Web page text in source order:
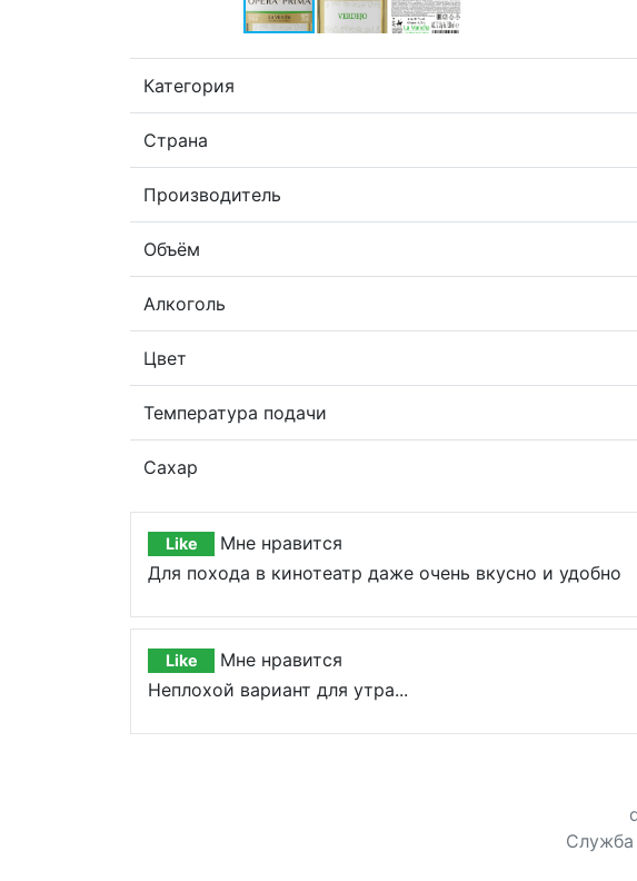
Категория
Страна
Производитель
Объём
Алкоголь
Цвет
Температура подачи
Сахар
Like
Мне нравится
Для похода в кинотеатр даже очень вкусно и удобно
Like
Мне нравится
Неплохой вариант для утра...